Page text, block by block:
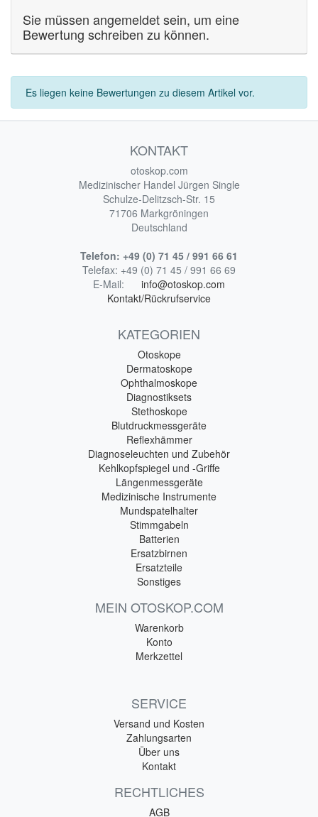
Sie müssen angemeldet sein, um eine
Bewertung schreiben zu können.
Es liegen keine Bewertungen zu diesem Artikel vor.
KONTAKT
otoskop.com
Medizinischer Handel Jürgen Single
Schulze-Delitzsch-Str. 15
71706 Markgröningen
Deutschland
Telefon: +49 (0) 71 45 / 991 66 61
Telefax: +49 (0) 71 45 / 991 66 69
E-Mail:
info@otoskop.com
Kontakt/Rückrufservice
KATEGORIEN
Otoskope
Dermatoskope
Ophthalmoskope
Diagnostiksets
Stethoskope
Blutdruckmessgeräte
Reflexhämmer
Diagnoseleuchten und Zubehör
Kehlkopfspiegel und -Griffe
Längenmessgeräte
Medizinische Instrumente
Mundspatelhalter
Stimmgabeln
Batterien
Ersatzbirnen
Ersatzteile
Sonstiges
MEIN OTOSKOP.COM
Warenkorb
Konto
Merkzettel
SERVICE
Versand und Kosten
Zahlungsarten
Über uns
Kontakt
RECHTLICHES
AGB